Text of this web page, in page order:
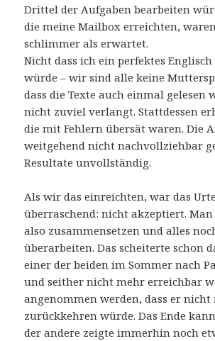
Drittel der Aufgaben bearbeiten
die meine Mailbox erreichten,
schlimmer als erwartet.
Nicht dass ich ein perfektes
würde – wir sind alle keine
dass die Texte auch einmal gelesen
nicht zuviel verlangt. Stattdessen
die mit Fehlern übersät waren. Die
weitgehend nicht nachvollziehbar
Resultate unvollständig.
Als wir das einreichten, war das
überraschend: nicht akzeptiert. Man
also zusammensetzen und alles
überarbeiten. Das scheiterte schon
einer der beiden im Sommer nach
und seither nicht mehr erreichbar
angenommen werden, dass er nicht
zurückkehren würde. Das Ende
der andere zeigte immerhin noch